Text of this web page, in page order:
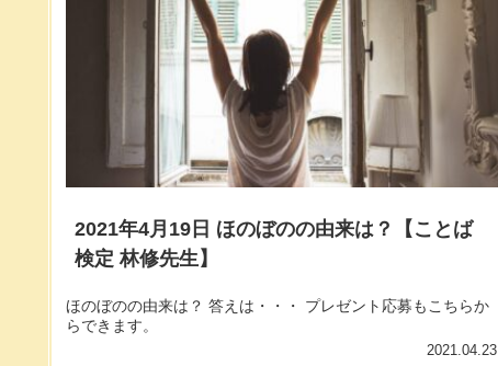
2021年4月19日 ほのぼのの由来は？【ことば
検定 林修先生】
ほのぼのの由来は？ 答えは・・・ プレゼント応募もこちらか
らできます。
2021.04.23